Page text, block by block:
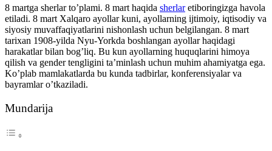
8 martga sherlar to’plami. 8 mart haqida sherlaretiboringizga havola
etiladi. 8 mart Xalqaro ayollar kuni, ayollarning ijtimoiy, iqtisodiy va
siyosiy muvaffaqiyatlarini nishonlash uchun belgilangan. 8 mart
tarixan 1908-yilda Nyu-Yorkda boshlangan ayollar haqidagi
harakatlar bilan bog’liq. Bu kun ayollarning huquqlarini himoya
qilish va gender tengligini ta’minlash uchun muhim ahamiyatga ega.
Ko’plab mamlakatlarda bu kunda tadbirlar, konferensiyalar va
bayramlar o’tkaziladi.
Mundarija